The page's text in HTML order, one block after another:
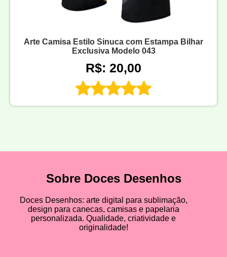
Arte Camisa Estilo Sinuca com Estampa Bilhar
Exclusiva Modelo 043
R$: 20,00
Sobre Doces Desenhos
Doces Desenhos: arte digital para sublimação,
design para canecas, camisas e papelaria
personalizada. Qualidade, criatividade e
originalidade!